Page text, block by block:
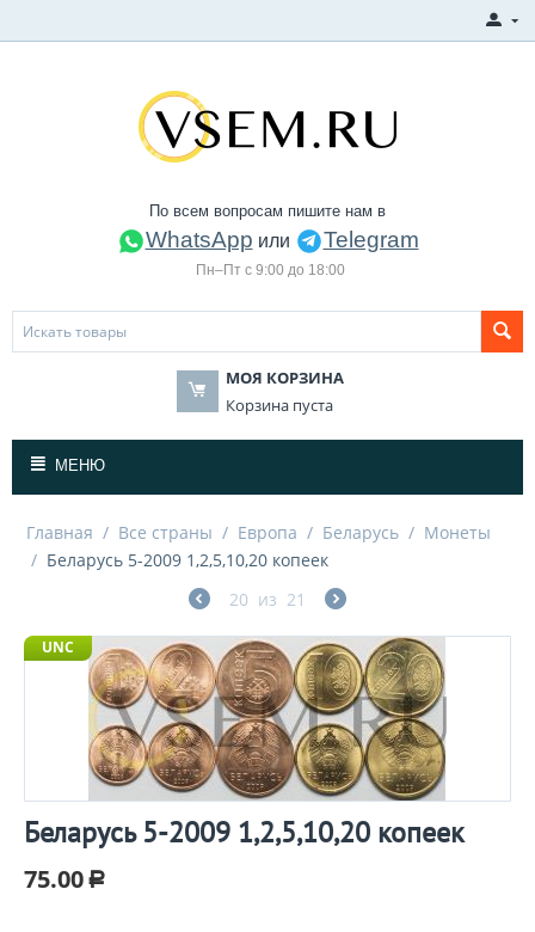
По всем вопросам пишите нам в
WhatsApp или Telegram
Пн–Пт с 9:00 до 18:00
МОЯ КОРЗИНА
Корзина пуста
МЕНЮ
Главная / Все страны / Европа / Беларусь / Монеты
/ Беларусь 5-2009 1,2,5,10,20 копеек
20 из 21
UNC
Беларусь 5-2009 1,2,5,10,20 копеек
75.00 Р